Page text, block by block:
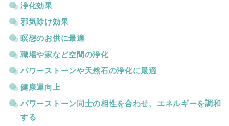
浄化効果
邪気除け効果
瞑想のお供に最適
職場や家など空間の浄化
パワーストーンや天然石の浄化に最適
健康運向上
パワーストーン同士の相性を合わせ、エネルギーを調和
する